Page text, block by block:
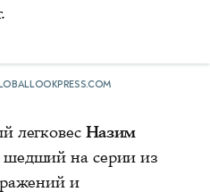
легковес Назим
на серии из
и